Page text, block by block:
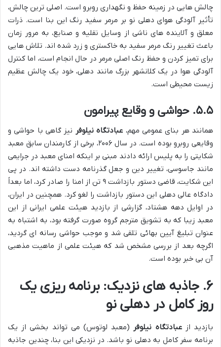
چالش هایی در زمینه حفظ و نگهداری روبرو است. اصلی ترین چالش،
تأثیر آلودگی هوای دهلی نو بر مرمر سفید رنگ این بنا است. ذرات
معلق و آلاینده های ناشی از وسایل نقلیه و صنایع، به مرور زمان
باعث تغییر رنگ مرمر سفید به خاکستری و زرد شده اند. تلاش هایی
برای تمیز کردن و حفظ رنگ اصلی مرمر در حال انجام است، اما کنترل
آلودگی هوا در یک کلانشهر بزرگ مانند دهلی، خود یک چالش عظیم
زیست محیطی است.
۵.۵. حواشی و وقایع پیرامون
همانند هر بنای عمومی مهم، عبادتگاه نیلوفر نیز گاهی با حواشی و
وقایعی روبرو بوده است. در سال ۲۰۰۶، برخی از کارمندان سابق معبد
شکایتی را به پلیس ارائه دادند مبنی بر اینکه امنای معبد در جرایمی
مانند جاسوسی، تغییر دین و جعل گذرنامه دست داشته اند. در پی
این شکایت، قاضی دستور بازداشت ۹ تن از امنا را صادر کرد، اما بعداً
دادگاه عالی دهلی این دستور بازداشت را لغو کرد. همچنین در ایران،
در اوایل دهه هشتاد، گزارشی از بازدید هیئت علمی ایرانی از این
معبد زیبا که به تشویق مترجم گروه صورت گرفته بود، به اشتباه به
عنوان تبلیغ آیین بهائی تلقی شد و موجب حواشی رسانه ای گردید،
اگرچه بعد از بررسی مشخص شد که هیئت علمی از ماهیت مذهبی
آن بی خبر بوده است.
۶. جاذبه های نزدیک: برنامه ریزی یک
روز کامل در دهلی نو
بازدید ازعبادتگاه نیلوفر (معبد لوتوس) می تواند بخشی از یک
برنامه سفر کامل به دهلی نو باشد. در نزدیکی این بنا، چندین جاذبه